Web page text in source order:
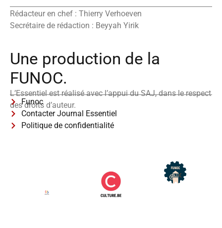
Rédacteur en chef : Thierry Verhoeven
Secrétaire de rédaction : Beyyah Yirik
Une production de la
FUNOC.
L’Essentiel est réalisé avec l’appui du SAJ, dans le respect
des droits d’auteur.
Funoc
Contacter Journal Essentiel
Politique de confidentialité